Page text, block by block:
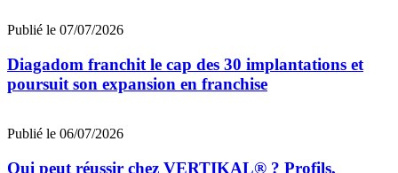
Publié le 07/07/2026
Diagadom franchit le cap des 30 implantations et
poursuit son expansion en franchise
Publié le 06/07/2026
Qui peut réussir chez VERTIKAL® ? Profils,